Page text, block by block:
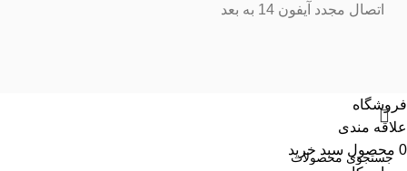
اتصال مجدد آیفون 14 به بعد
فروشگاه
علاقه مندی
0 محصول سبد خرید